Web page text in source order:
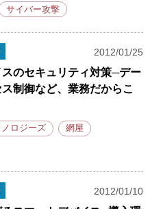
サイバー攻撃
2012/01/25
のセキュリティ対策─デー
制御など、業務だからこ
ロジーズ 網屋
2012/01/10